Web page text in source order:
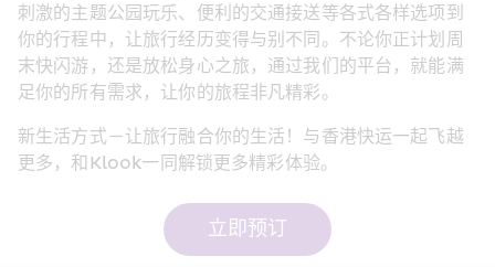
刺激的主题公园玩乐、便利的交通接送等各式各样选项到
你的行程中，让旅行经历变得与别不同。不论你正计划周
末快闪游，还是放松身心之旅，通过我们的平台，就能满
足你的所有需求，让你的旅程非凡精彩。
新生活方式－让旅行融合你的生活！与香港快运一起飞越
更多，和Klook一同解锁更多精彩体验。
立即预订